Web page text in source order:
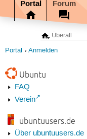
Portal Forum
Portal Anmelden
Ubuntu
FAQ
Verein
ubuntuusers.de
Über ubuntuusers.de